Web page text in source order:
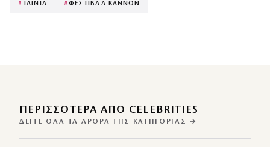
# ΤΑΙΝΙΑ #ΦΕΣΤΙΒΑΛ ΚΑΝΝΩΝ
ΠΕΡΙΣΣΌΤΕΡΑ ΑΠΌ CELEBRITIES
ΔΕΊΤΕ ΌΛΑ ΤΑ ΆΡΘΡΑ ΤΗΣ ΚΑΤΗΓΟΡΊΑΣ →